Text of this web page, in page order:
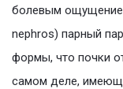
болевым
nephros) парный
формы, что почки
самом деле,